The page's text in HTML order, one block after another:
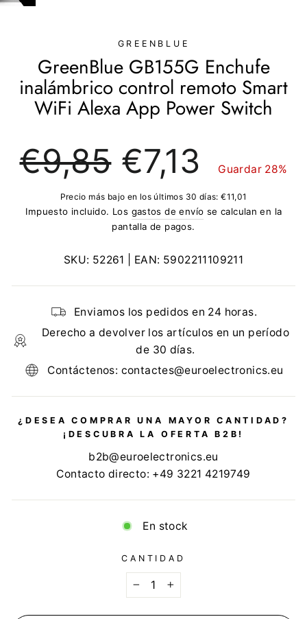
GREENBLUE
GreenBlue GB155G Enchufe
inalámbrico control remoto Smart
WiFi Alexa App Power Switch
regular
€9,85
de
oferta
€7,13 Guardar 28%
Precio más bajo en los últimos 30 días:€11,01
Impuesto incluido. Los gastos de envío se calculan en la
pantalla de pagos.
SKU: 52261 | EAN: 5902211109211
Enviamos los pedidos en 24 horas.
Derecho a devolver los artículos en un período
de 30 días.
Contáctenos: contactes@euroelectronics.eu
¿DESEA COMPRAR UNA MAYOR CANTIDAD?
¡DESCUBRA LA OFERTA B2B!
b2b@euroelectronics.eu
Contacto directo: +49 3221 4219749
En stock
CANTIDAD
+